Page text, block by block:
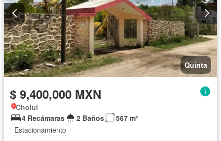
Quinta
$ 9,400,000 MXN
Cholul
4 Recámaras
2 Baños
567 m²
Estacionamiento